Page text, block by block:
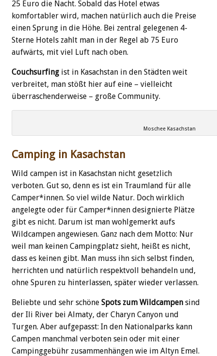
25 Euro die Nacht. Sobald das Hotel etwas
komfortabler wird, machen natürlich auch die Preise
einen Sprung in die Höhe. Bei zentral gelegenen 4-
Sterne Hotels zahlt man in der Regel ab 75 Euro
aufwärts, mit viel Luft nach oben.
Couchsurfing ist in Kasachstan in den Städten weit
verbreitet, man stößt hier auf eine – vielleicht
überraschenderweise – große Community.
Moschee Kasachstan
Camping in Kasachstan
Wild campen ist in Kasachstan nicht gesetzlich
verboten. Gut so, denn es ist ein Traumland für alle
Camper*innen. So viel wilde Natur. Doch wirklich
angelegte oder für Camper*innen designierte Plätze
gibt es nicht. Darum ist man wohlgemerkt aufs
Wildcampen angewiesen. Ganz nach dem Motto: Nur
weil man keinen Campingplatz sieht, heißt es nicht,
dass es keinen gibt. Man muss ihn sich selbst finden,
herrichten und natürlich respektvoll behandeln und,
ohne Spuren zu hinterlassen, später wieder verlassen.
Beliebte und sehr schöne Spots zum Wildcampen sind
der Ili River bei Almaty, der Charyn Canyon und
Turgen. Aber aufgepasst: In den Nationalparks kann
Campen manchmal verboten sein oder mit einer
Campinggebühr zusammenhängen wie im Altyn Emel.